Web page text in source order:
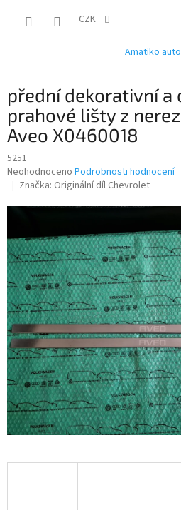
CZK
Amatiko
přední dekorativní a
prahové lišty z
Aveo X0460018
5251
Průměrné
hodnocení
z
5
hvězdiček.
Neohodnoceno Podrobnosti hodnocení
Značka: Originální díl Chevrolet